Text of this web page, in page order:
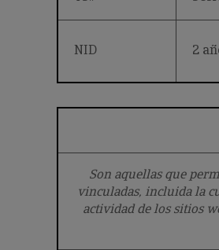
NID 2
Son aquellas que
vinculadas, incluida la
actividad de los sitios